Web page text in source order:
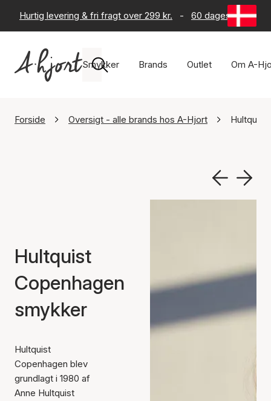
Hurtig levering & fri fragt over 299 kr. - 60 dages returret
Smykker Brands Outlet Om A-
Forside Oversigt - alle brands hos A-Hjort Hultquist
Hultquist
Copenhagen
smykker
Hultquist
Copenhagen blev
grundlagt i 1980 af
Anne Hultquist